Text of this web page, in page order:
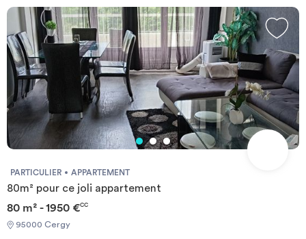
PARTICULIER APPARTEMENT
80m² pour ce joli appartement
80 m² - 1950 €CC
95000 Cergy